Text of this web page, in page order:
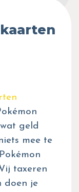
geld
mee te
taxeren
doen je